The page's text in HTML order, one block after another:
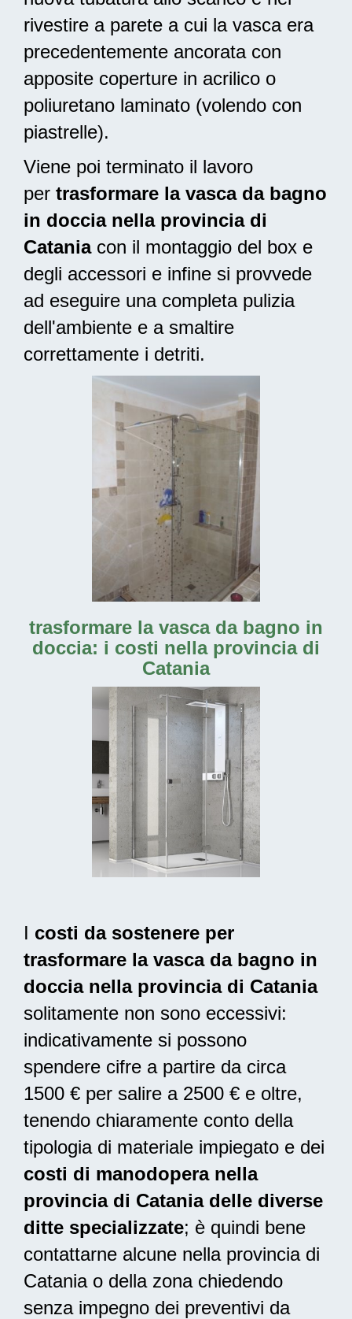
rivestire a parete a cui la vasca era
precedentemente ancorata con
apposite coperture in acrilico o
poliuretano laminato (volendo con
piastrelle).
Viene poi terminato il lavoro
per trasformare la vasca da bagno
in doccia nella provincia di
Cataniacon il montaggio del box e
degli accessori e infine si provvede
ad eseguire una completa pulizia
dell'ambiente e a smaltire
correttamente i detriti.
trasformare la vasca da bagno in
doccia: i costi nella provincia di
Catania
I costi da sostenere per
trasformare la vasca da bagno in
doccia nella provincia di Catania
solitamente non sono eccessivi:
indicativamente si possono
spendere cifre a partire da circa
1500 € per salire a 2500 € e oltre,
tenendo chiaramente conto della
tipologia di materiale impiegato e dei
costi di manodopera nella
provincia di Catania delle diverse
ditte specializzate; è quindi bene
contattarne alcune nella provincia di
Catania o della zona chiedendo
senza impegno dei preventivi da